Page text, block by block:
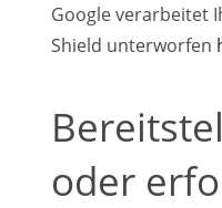
Google verarbeitet
Shield unterworfen
oder